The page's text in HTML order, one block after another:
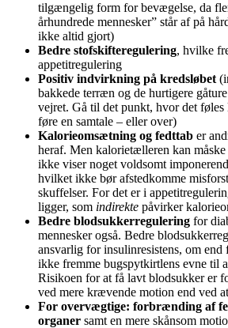
tilgængelig form for bevægelse, da
århundrede mennesker” står af på
ikke altid gjort)
Bedre stofskifteregulering, hvilke
appetitregulering
Positiv indvirkning på kredsløbet
bakkede terræn og de hurtigere
vejret. Gå til det punkt, hvor det føles
føre en samtale – eller over)
Kalorieomsætning og fedttab er
heraf. Men kalorietælleren kan
ikke viser noget voldsomt
hvilket ikke bør afstedkomme
skuffelser. For det er i
ligger, som indirekte påvirker
Bedre blodsukkerregulering for
mennesker også. Bedre
ansvarlig for insulinresistens, om
ikke fremme bugspytkirtlens evne til
Risikoen for at få lavt blodsukker er
ved mere krævende motion end ved
For overvægtige: forbrænding af
organer samt en mere skånsom